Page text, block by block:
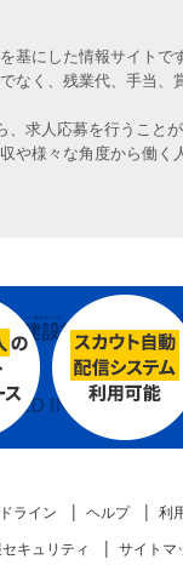
にした情報サイトで
く、残業代、手当
求人応募を行うことが
様々な角度から働
ライン ヘルプ
利
キュリティ サイトマ